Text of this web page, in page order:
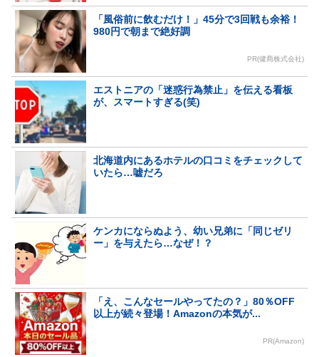
「風俗前に飲むだけ！」45分で3回戦も余裕！
980円で朝まで絶好調
PR(健商株式会社)
エストニアの「迷惑行為禁止」を伝える看板
が、スマートすぎる(笑)
北海道内にあるホテルの口コミをチェックして
いたら…嘘だろ
ケンカにならぬよう、幼い兄弟に「同じゼリ
ー」を与えたら…なぜ！？
「え、こんなセールやってたの？」80％OFF
以上が続々登場！Amazonの本気が...
PR(Amazon)